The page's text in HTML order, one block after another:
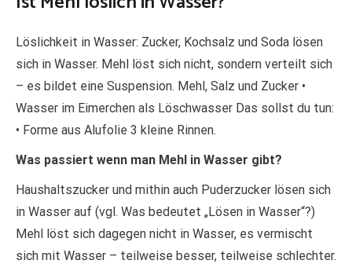
Löslichkeit in Wasser: Zucker, Kochsalz und Soda lösen
sich in Wasser. Mehl löst sich nicht, sondern verteilt sich
– es bildet eine Suspension. Mehl, Salz und Zucker •
Wasser im Eimerchen als Löschwasser Das sollst du tun:
• Forme aus Alufolie 3 kleine Rinnen.
Was passiert wenn man Mehl in Wasser gibt?
Haushaltszucker und mithin auch Puderzucker lösen sich
in Wasser auf (vgl. Was bedeutet „Lösen in Wasser“?)
Mehl löst sich dagegen nicht in Wasser, es vermischt
sich mit Wasser – teilweise besser, teilweise schlechter.